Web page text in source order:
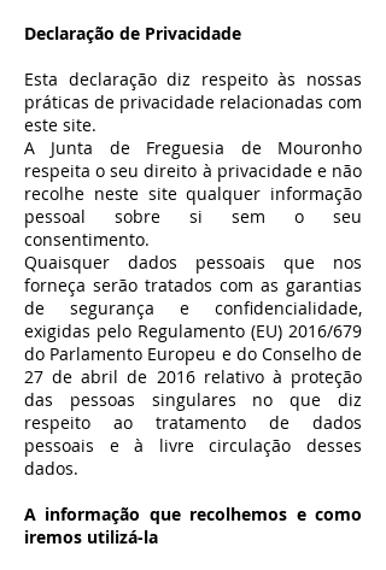
Declaração de Privacidade
Esta declaração diz respeito às nossas
práticas de privacidade relacionadas com
este site.
A Junta de Freguesia de Mouronho
respeita o seu direito à privacidade e não
recolhe neste site qualquer informação
pessoal sobre si sem o seu
consentimento.
Quaisquer dados pessoais que nos
forneça serão tratados com as garantias
de segurança e confidencialidade,
exigidas pelo Regulamento (EU) 2016/679
do Parlamento Europeu e do Conselho de
27 de abril de 2016 relativo à proteção
das pessoas singulares no que diz
respeito ao tratamento de dados
pessoais e à livre circulação desses
dados.
A informação que recolhemos e como
iremos utilizá-la